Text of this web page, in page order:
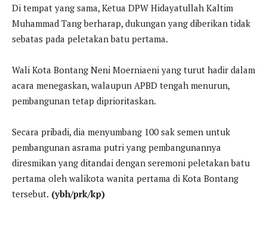
Di tempat yang sama, Ketua DPW Hidayatullah Kaltim
Muhammad Tang berharap, dukungan yang diberikan tidak
sebatas pada peletakan batu pertama.
Wali Kota Bontang Neni Moerniaeni yang turut hadir dalam
acara menegaskan, walaupun APBD tengah menurun,
pembangunan tetap diprioritaskan.
Secara pribadi, dia menyumbang 100 sak semen untuk
pembangunan asrama putri yang pembangunannya
diresmikan yang ditandai dengan seremoni peletakan batu
pertama oleh walikota wanita pertama di Kota Bontang
tersebut. (ybh/prk/kp)